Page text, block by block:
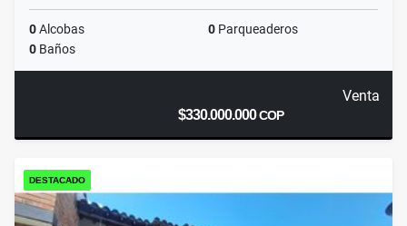
0Alcobas 0 Parqueaderos
0 Baños
Venta
$330.000.000COP
DESTACADO